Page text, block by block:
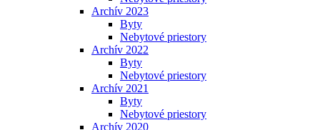
Archív 2023
Byty
Nebytové priestory
Archív 2022
Byty
Nebytové priestory
Archív 2021
Byty
Nebytové priestory
Archív 2020